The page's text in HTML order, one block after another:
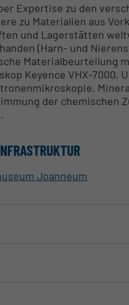
Expertise zu den
zu Materialien aus
und Lagerstätten
(Harn- und
Materialbeurteilung
Keyence VHX-7000,
der chemischen
Joanneum